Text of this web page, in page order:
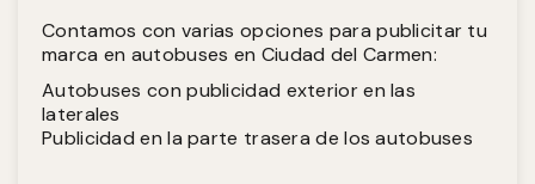
Contamos con varias opciones para publicitar tu
marca en autobuses en Ciudad del Carmen:
Autobuses con publicidad exterior en las
laterales
Publicidad en la parte trasera de los autobuses